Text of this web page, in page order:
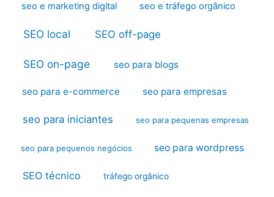
seo e marketing digital seo e tráfego orgânico
SEO local SEO off-page
SEO on-page seo para blogs
seo para e-commerce seo para empresas
seo para iniciantes seo para pequenas empresas
seo para pequenos negócios seo para wordpress
SEO técnico tráfego orgânico